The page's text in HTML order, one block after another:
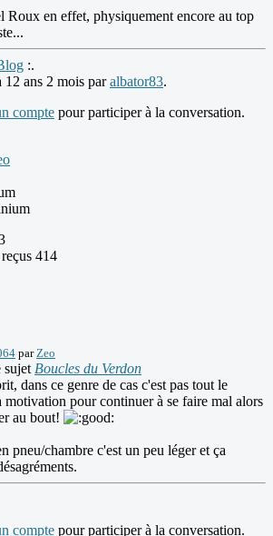
Roux en effet, physiquement encore au top
:.
ans 2 mois paralbator83.
compte pour participer à la conversation.
414
parZeo
sujet Boucles du Verdon
dans ce genre de cas c'est pas tout le
motivation pour continuer à se faire mal alors
au bout!
pneu/chambre c'est un peu léger et ça
compte pour participer à la conversation.